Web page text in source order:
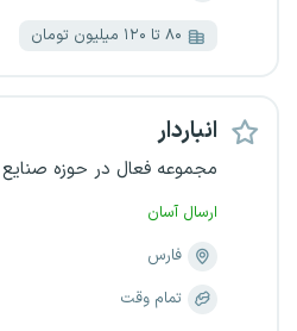
۸۰ تا ۱۲۰ میلیون تومان
انباردار
مجموعه فعال در حوزه
ارسال آسان
فارس
تمام وقت